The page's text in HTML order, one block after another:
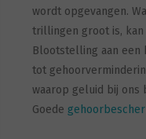
wordt opgevangen.
trillingen groot is,
Blootstelling aan een
tot
waarop geluid bij ons
Goede